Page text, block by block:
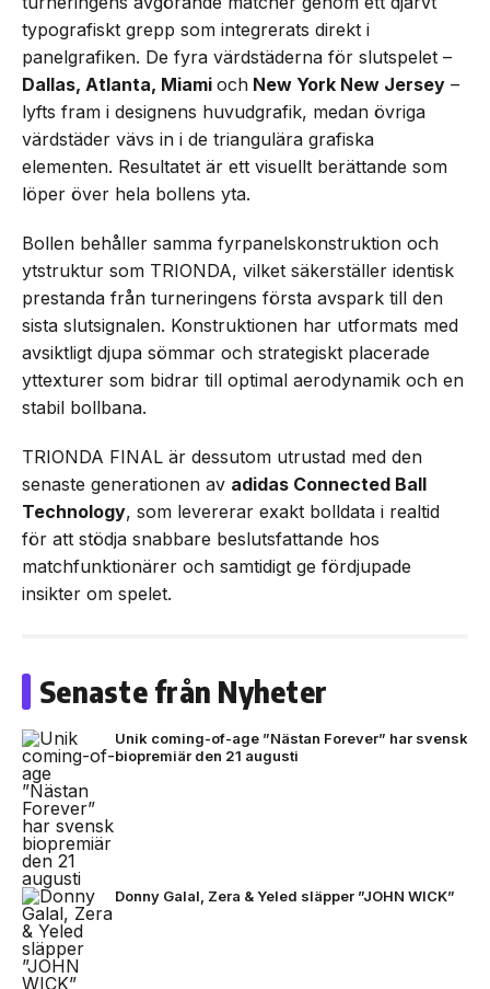
typografiskt grepp som integrerats direkt i
panelgrafiken. De fyra värdstäderna för slutspelet –
Dallas, Atlanta, Miami och New York New Jersey –
lyfts fram i designens huvudgrafik, medan övriga
värdstäder vävs in i de triangulära grafiska
elementen. Resultatet är ett visuellt berättande som
löper över hela bollens yta.
Bollen behåller samma fyrpanelskonstruktion och
ytstruktur som TRIONDA, vilket säkerställer identisk
prestanda från turneringens första avspark till den
sista slutsignalen. Konstruktionen har utformats med
avsiktligt djupa sömmar och strategiskt placerade
yttexturer som bidrar till optimal aerodynamik och en
stabil bollbana.
TRIONDA FINAL är dessutom utrustad med den
senaste generationen av adidas Connected Ball
Technology, som levererar exakt bolldata i realtid
för att stödja snabbare beslutsfattande hos
matchfunktionärer och samtidigt ge fördjupade
insikter om spelet.
Senaste från Nyheter
Unik coming-of-age ”Nästan Forever” har svensk
biopremiär den 21 augusti
Donny Galal, Zera & Yeled släpper ”JOHN WICK”